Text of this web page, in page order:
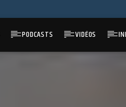
PODCASTS VIDÉOS